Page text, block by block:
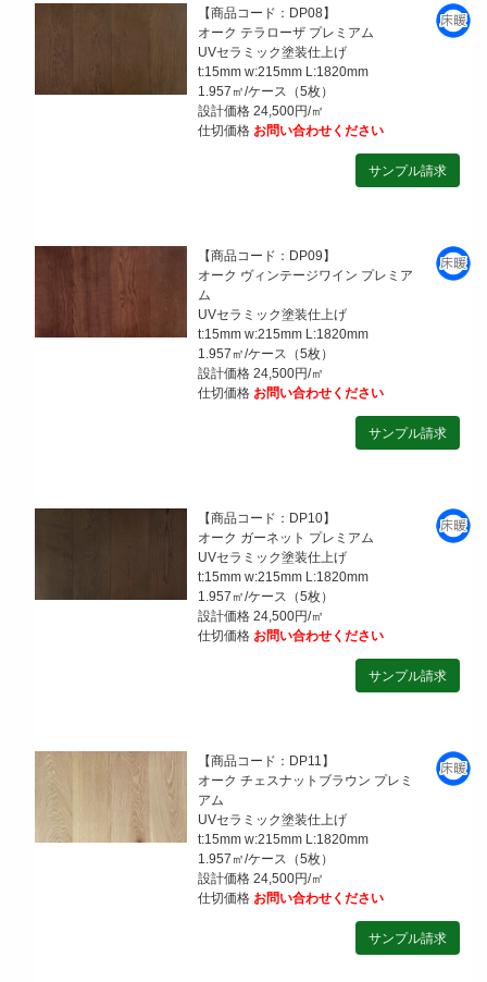
【商品コード：DP08】
オーク テラローザ プレミアム
UVセラミック塗装仕上げ
t:15mm w:215mm L:1820mm
1.957㎡/ケース（5枚）
設計価格 24,500円/㎡
仕切価格 お問い合わせください
【商品コード：DP09】
オーク ヴィンテージワイン プレミア
ム
UVセラミック塗装仕上げ
t:15mm w:215mm L:1820mm
1.957㎡/ケース（5枚）
設計価格 24,500円/㎡
仕切価格 お問い合わせください
【商品コード：DP10】
オーク ガーネット プレミアム
UVセラミック塗装仕上げ
t:15mm w:215mm L:1820mm
1.957㎡/ケース（5枚）
設計価格 24,500円/㎡
仕切価格 お問い合わせください
【商品コード：DP11】
オーク チェスナットブラウン プレミ
アム
UVセラミック塗装仕上げ
t:15mm w:215mm L:1820mm
1.957㎡/ケース（5枚）
設計価格 24,500円/㎡
仕切価格 お問い合わせください